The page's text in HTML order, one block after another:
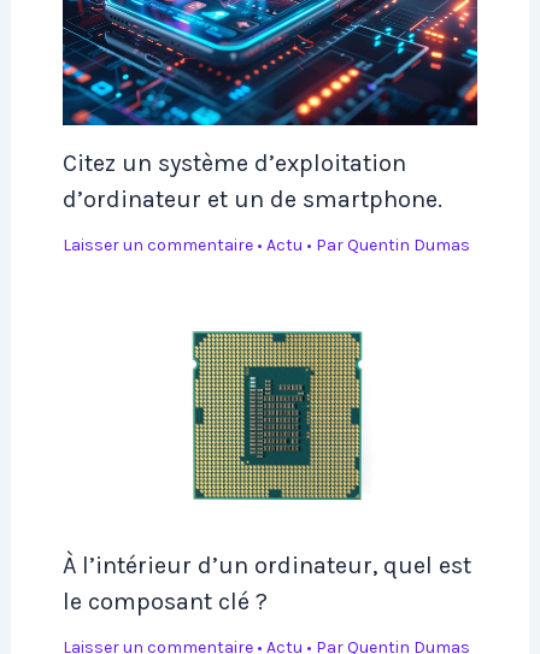
Citez un système d’exploitation
d’ordinateur et un de smartphone.
Laisser un commentaire • Actu • ParQuentin Dumas
À l’intérieur d’un ordinateur, quel est
le composant clé ?
Laisser un commentaire • Actu • ParQuentin Dumas